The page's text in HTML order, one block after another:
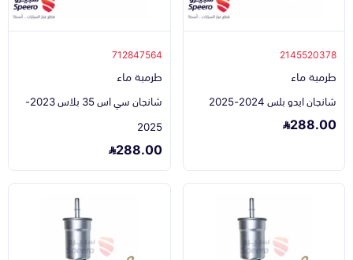
2145520378
طرمبة ماء
شانجان ايدو بلس 2024-2025
288.00
712847564
طرمبة ماء
شانجان سي اس 35 بلاس 2023-
2025
288.00